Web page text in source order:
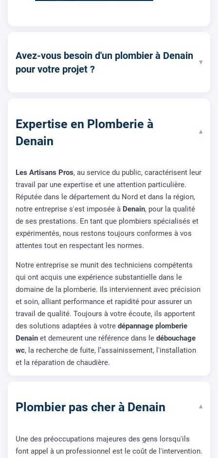
Avez-vous besoin d'un plombier à Denain
pour votre projet ?
▾
Expertise en Plomberie à
Denain
▾
Les Artisans Pros, au service du public, caractérisent leur
travail par une expertise et une attention particulière.
Réputée dans le département du Nord et dans la région,
notre entreprise s'est imposée à Denain, pour la qualité
de ses prestations. En tant que plombiers spécialisés et
expérimentés, nous restons toujours conformes à vos
attentes tout en respectant les normes.
Notre entreprise se munit des techniciens compétents
qui ont acquis une expérience substantielle dans le
domaine de la plomberie. Ils interviennent avec précision
et soin, alliant performance et rapidité pour assurer un
travail de qualité. Toujours à votre écoute, ils apportent
des solutions adaptées à votre dépannage plomberie
Denain et demeurent une référence dans le débouchage
wc, la recherche de fuite, l’assainissement, l'installation
et la réparation de chaudière.
Plombier pas cher à Denain ▾
Une des préoccupations majeures des gens lorsqu'ils
font appel à un professionnel est le coût de l'intervention.